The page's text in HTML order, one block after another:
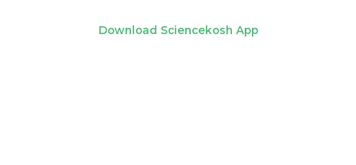
Download Sciencekosh App